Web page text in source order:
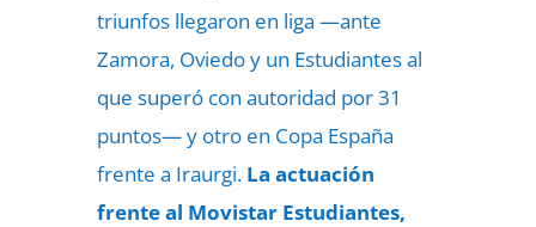
triunfos llegaron en liga —ante
Zamora, Oviedo y un Estudiantes al
que superó con autoridad por 31
puntos— y otro en Copa España
frente a Iraurgi. La actuación
frente al Movistar Estudiantes,